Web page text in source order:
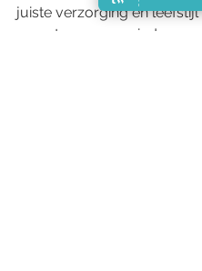
juiste verzorging en
symptomen verminderen